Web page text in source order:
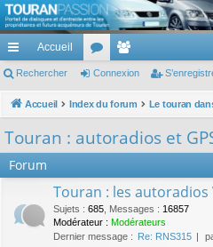
TouranPassion
Le forum des propriétaires ou futurs acquéreurs
cc
ès
pi
de
Accueil
or
u
s
e
m
es
Rechercher Connexion
Accueil Index du forum
Touran : autoradios et
Forum
Touran : les autoradios
Sujets : 685 Messages : 16857
Modérateur : Modérateurs
Dernier message : Re: RNS315